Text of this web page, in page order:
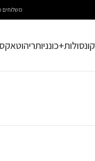
משלוחים
קונסולות+כונניותריהוט